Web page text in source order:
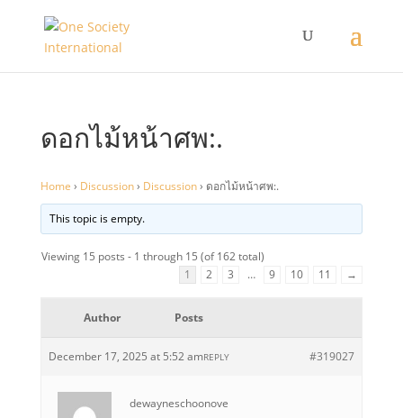
ดอกไม้หน้าศพ:.
Home › Discussion› Discussion› ดอกไม้หน้าศพ:.
This topic is empty.
Viewing 15 posts - 1 through 15 (of 162 total)
1
2 3 … 9 10 11 →
Author Posts
December 17, 2025 at 5:52 am #319027
REPLY
dewayneschoonove